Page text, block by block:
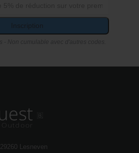
Inscription
29260 Lesneven